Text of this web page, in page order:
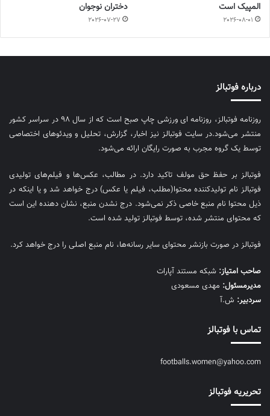
المپیک است
2026-08-01
دختران نوجوان
2026-07-27
درباره فوتبالز
روزنامه فوتبالز، روزنامه ای ورزشی چاپ صبح است که از سال ۹۸ در سراسر کشور
منتشر می‌شود.در سایت فوتبالز نیز اخبار، گزارش، تحلیل و ویدئوهای اختصاصی
توسط یک گروه مجرب به صورت رایگان ارائه می‌شود.
فوتبالز بر حفظ حق مولف تاکید دارد. در مطالب، عکس‌ها و فیلم‌های تولیدی
فوتبالز نام تولیدکننده محتوا(مطلب، فیلم یا عکس) درج خواهد شد و یا اینکه در
ذیل محتوا نام منبع خاصی ذکر نمی‌‎شود. درج نشدن منبع، نشان دهنده این است
که محتوای منتشر شده، توسط فوتبالز تولید شده است.
فوتبالز در صورت بازنشر محتوای سایر رسانه‌ها، نام منبع اصلی را درج خواهد کرد.
صاحب امتیاز: شبکه مستند آپارات
مديرمسئول: مهدی مسعودی
سردبیر: ش.آ
تماس با فوتبالز
footballs.women@yahoo.com
تحریریه فوتبالز